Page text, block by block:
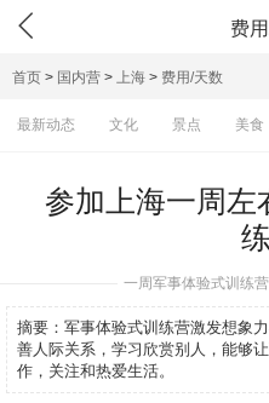
 费
首页 > 国内营 > 上海 > 费用/天数
最新动态 文化 景点 美食
参加上海一周左
一周军事体验式训练
摘要： 军事体验式训练营激发想象
善人际关系，学习欣赏别人，能够
作，关注和热爱生活。